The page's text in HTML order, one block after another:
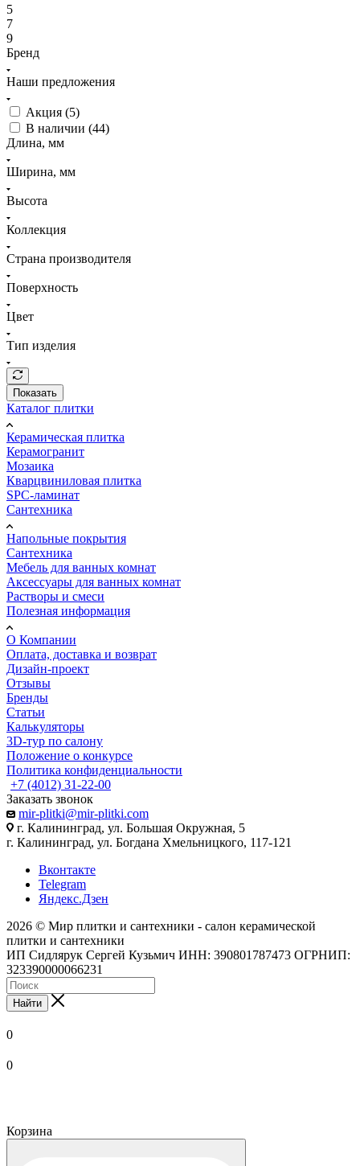
5
7
9
Бренд
Наши предложения
Акция (5)
В наличии (44)
Длина, мм
Ширина, мм
Высота
Коллекция
Страна производителя
Поверхность
Цвет
Тип изделия
Показать
Каталог плитки
Керамическая плитка
Керамогранит
Мозаика
Кварцвиниловая плитка
SPC-ламинат
Сантехника
Напольные покрытия
Сантехника
Мебель для ванных комнат
Аксессуары для ванных комнат
Растворы и смеси
Полезная информация
О Компании
Оплата, доставка и возврат
Дизайн-проект
Отзывы
Бренды
Статьи
Калькуляторы
3D-тур по салону
Положение о конкурсе
Политика конфиденциальности
+7 (4012) 31-22-00
Заказать звонок
mir-plitki@mir-plitki.com
г. Калининград, ул. Большая Окружная, 5
г. Калининград, ул. Богдана Хмельницкого, 117-121
Вконтакте
Telegram
Яндекс.Дзен
2026 © Мир плитки и сантехники - салон керамической
плитки и сантехники
ИП Сидлярук Сергей Кузьмич ИНН: 390801787473 ОГРНИП:
323390000066231
Найти
0
0
Корзина